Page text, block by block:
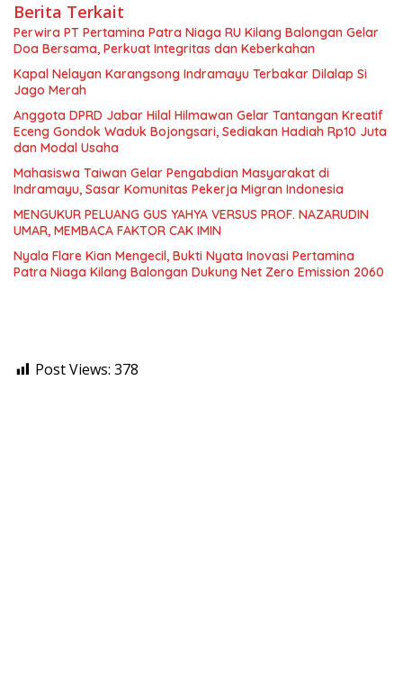
Berita Terkait
Perwira PT Pertamina Patra Niaga RU Kilang Balongan Gelar
Doa Bersama, Perkuat Integritas dan Keberkahan
Kapal Nelayan Karangsong Indramayu Terbakar Dilalap Si
Jago Merah
Anggota DPRD Jabar Hilal Hilmawan Gelar Tantangan Kreatif
Eceng Gondok Waduk Bojongsari, Sediakan Hadiah Rp10 Juta
dan Modal Usaha
Mahasiswa Taiwan Gelar Pengabdian Masyarakat di
Indramayu, Sasar Komunitas Pekerja Migran Indonesia
MENGUKUR PELUANG GUS YAHYA VERSUS PROF. NAZARUDIN
UMAR, MEMBACA FAKTOR CAK IMIN
Nyala Flare Kian Mengecil, Bukti Nyata Inovasi Pertamina
Patra Niaga Kilang Balongan Dukung Net Zero Emission 2060
Post Views: 378